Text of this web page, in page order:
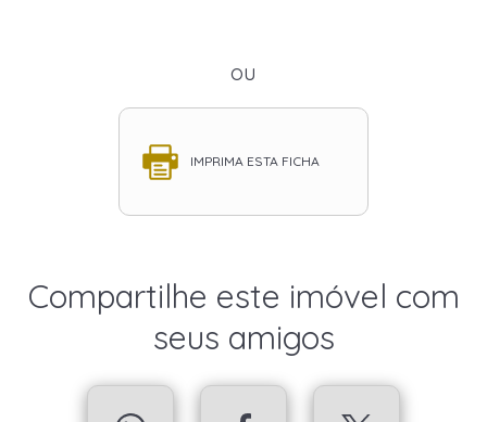
ou
IMPRIMA ESTA FICHA
Compartilhe este imóvel com
seus amigos